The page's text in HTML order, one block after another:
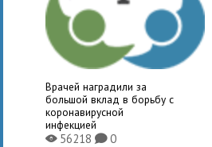
Врачей наградили за
большой вклад в борьбу с
коронавирусной
инфекцией
X56218K0